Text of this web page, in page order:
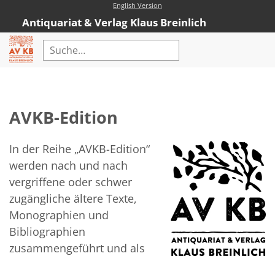
English Version
Antiquariat & Verlag Klaus Breinlich
Antiquariat
Kataloge
Neubücher
AVKB-Edition
AVKB-Edition Downloads
Buchempfehlungen
AVKB-Edition
In der Reihe „AVKB-Edition“
werden nach und nach
vergriffene oder schwer
zugängliche ältere Texte,
Monographien und
Bibliographien
zusammengeführt und als